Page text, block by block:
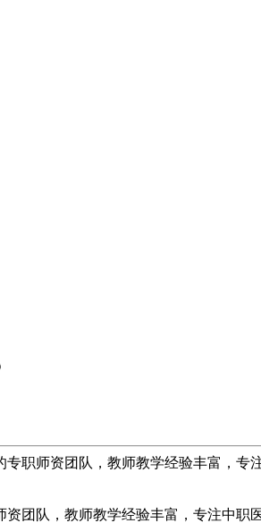
职师资团队，教师教学经验丰富，专
资团队，教师教学经验丰富，专注中职